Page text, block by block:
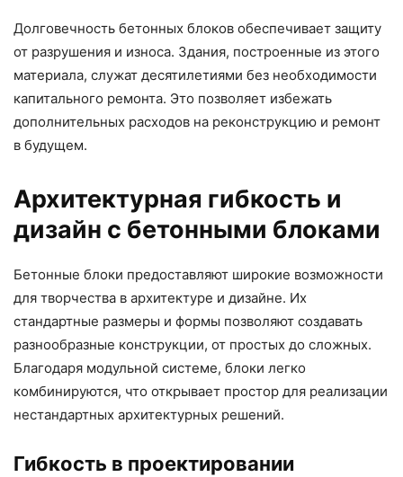
Долговечность бетонных блоков обеспечивает защиту
от разрушения и износа. Здания, построенные из этого
материала, служат десятилетиями без необходимости
капитального ремонта. Это позволяет избежать
дополнительных расходов на реконструкцию и ремонт
в будущем.
Архитектурная гибкость и
дизайн с бетонными блоками
Бетонные блоки предоставляют широкие возможности
для творчества в архитектуре и дизайне. Их
стандартные размеры и формы позволяют создавать
разнообразные конструкции, от простых до сложных.
Благодаря модульной системе, блоки легко
комбинируются, что открывает простор для реализации
нестандартных архитектурных решений.
Гибкость в проектировании